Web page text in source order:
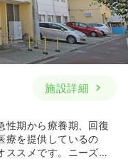
一時募集休止
詳細を見る
施設詳細
性期から療養期、回復
療を提供しているの
ススメです。ニーズの